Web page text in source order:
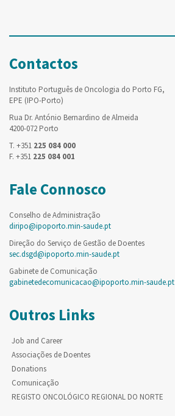
Contactos
Instituto Português de Oncologia do Porto FG,
EPE (IPO-Porto)
Rua Dr. António Bernardino de Almeida
4200-072 Porto
T. +351 225 084 000
F. +351 225 084 001
Fale Connosco
Conselho de Administração
diripo@ipoporto.min-saude.pt
Direção do Serviço de Gestão de Doentes
sec.dsgd@ipoporto.min-saude.pt
Gabinete de Comunicação
gabinetedecomunicacao@ipoporto.min-saude.pt
Outros Links
Job and Career
Associações de Doentes
Donations
Comunicação
REGISTO ONCOLÓGICO REGIONAL DO NORTE